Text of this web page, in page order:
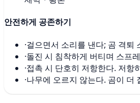
안전하게 공존하기
·걸으면서 소리를 낸다; 곰 격퇴
·돌진 시 침착하게 버티며 스프
·접촉 시 단호히 저항한다. 저항
·나무에 오르지 않는다. 곰이 더